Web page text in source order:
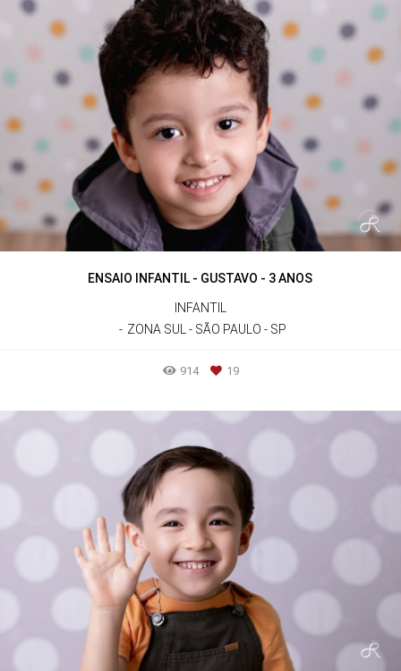
ENSAIO INFANTIL - GUSTAVO - 3 ANOS
INFANTIL
ZONA SUL - SÃO PAULO - SP
914 19